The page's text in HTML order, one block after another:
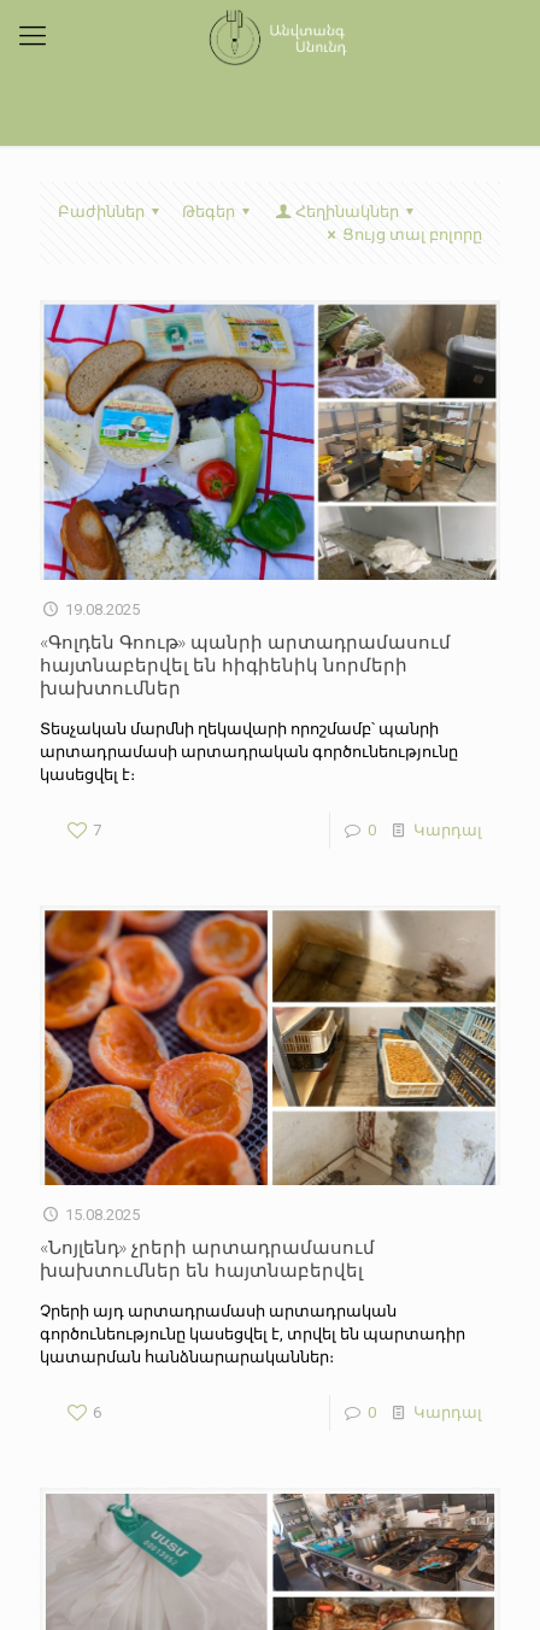
Բաժիններ Թեգեր
Հեղինակներ
Ցույց տալ բոլորը
19.08.2025
«Գոլդեն Գոութ» պանրի արտադրամասում
հայտնաբերվել են հիգիենիկ նորմերի
խախտումներ
Տեսչական մարմնի ղեկավարի որոշմամբ՝ պանրի
արտադրամասի արտադրական գործունեությունը
կասեցվել է։
7 0 Կարդալ
15.08.2025
«Նոյլենդ» չրերի արտադրամասում
խախտումներ են հայտնաբերվել
Չրերի այդ արտադրամասի արտադրական
գործունեությունը կասեցվել է, տրվել են պարտադիր
կատարման հանձնարարականներ։
6 0 Կարդալ